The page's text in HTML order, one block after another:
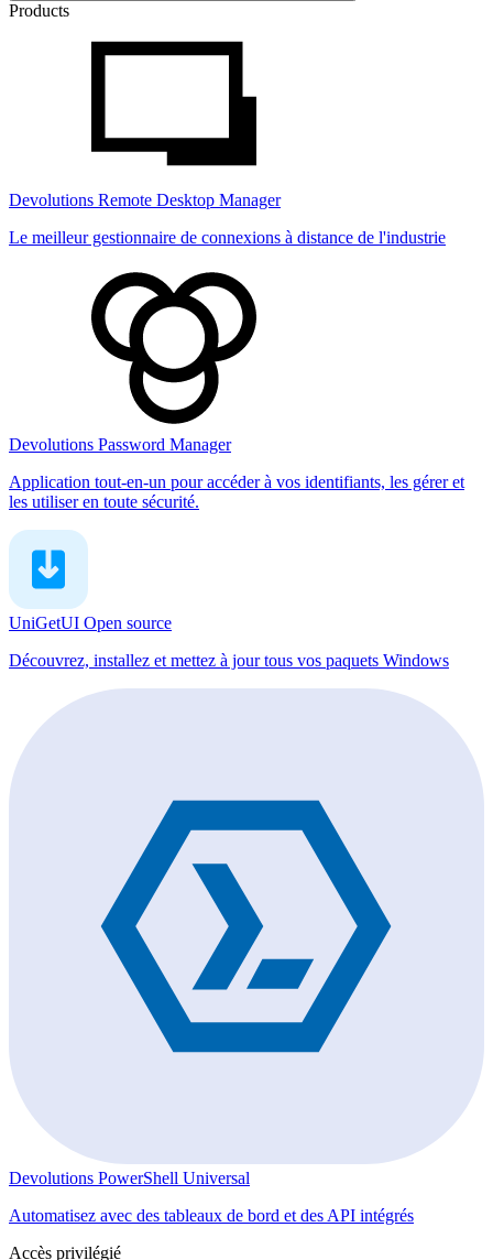
Products
Devolutions Remote Desktop Manager
Le meilleur gestionnaire de connexions à distance de l'industrie
Devolutions Password Manager
Application tout-en-un pour accéder à vos identifiants, les gérer et
les utiliser en toute sécurité.
UniGetUI Open source
Découvrez, installez et mettez à jour tous vos paquets Windows
Devolutions PowerShell Universal
Automatisez avec des tableaux de bord et des API intégrés
Accès privilégié